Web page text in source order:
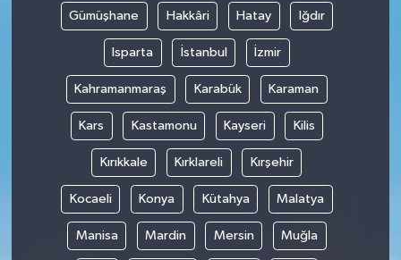
Gümüşhane Hakkâri Hatay Iğdır
Isparta İstanbul İzmir
Kahramanmaraş Karabük Karaman
Kars Kastamonu Kayseri Kilis
Kırıkkale Kırklareli Kırşehir
Kocaeli Konya Kütahya Malatya
Manisa Mardin Mersin Muğla